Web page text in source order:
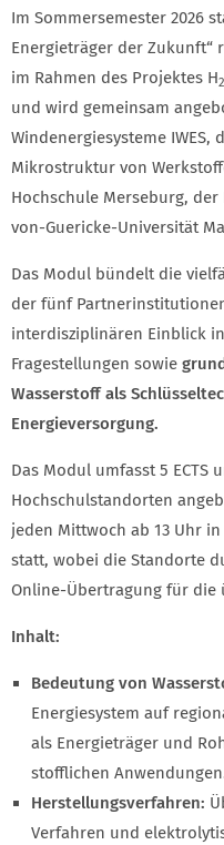
Im Sommersemester 2026
Energieträger der Zukunft“
im Rahmen des Projektes H2
und wird gemeinsam
Windenergiesysteme
Mikrostruktur von
Hochschule Merseburg,
von-Guericke-Universität
Das Modul bündelt die
der fünf
interdisziplinären Einblick
Fragestellungen sowie
Wasserstoff als
Energieversorgung.
Das Modul umfasst 5
Hochschulstandorten
jeden Mittwoch ab 13 Uhr
statt, wobei die Standorte
Online-Übertragung für die
Inhalt:
Bedeutung von
Energiesystem auf
als Energieträger und
stofflichen
Herstellungsverfahren:
Verfahren und